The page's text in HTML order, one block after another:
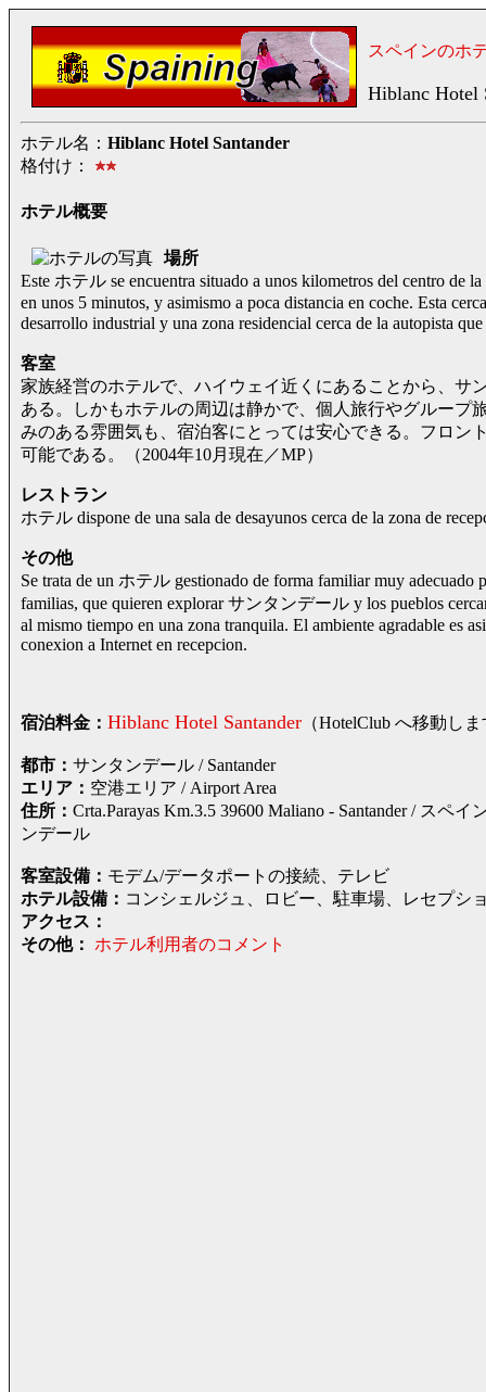
スペインのホ
Hiblanc Hotel
ホテル名： Hiblanc Hotel Santander
格付け：
ホテル概要
場所
Este ホテル se encuentra situado a unos kilometros del centro de
en unos 5 minutos, y asimismo a poca distancia en coche. Esta
desarrollo industrial y una zona residencial cerca de la autopista
客室
家族経営のホテルで、ハイウェイ近くにあることから、サ
ある。しかもホテルの周辺は静かで、個人旅行やグループ
みのある雰囲気も、宿泊客にとっては安心できる。フロン
可能である。（2004年10月現在／MP）
レストラン
ホテル dispone de una sala de desayunos cerca de la zona de
その他
Se trata de un ホテル gestionado de forma familiar muy adecuado
familias, que quieren explorar サンタンデール y los pueblos
al mismo tiempo en una zona tranquila. El ambiente agradable es
conexion a Internet en recepcion.
宿泊料金： Hiblanc Hotel Santander （HotelClub へ移動し
都市： サンタンデール / Santander
エリア： 空港エリア / Airport Area
住所： Crta.Parayas Km.3.5 39600 Maliano - Santander /
ンデール
客室設備： モデム/データポートの接続、テレビ
ホテル設備： コンシェルジュ、ロビー、駐車場、レセプシ
アクセス：
その他：
ホテル利用者のコメント